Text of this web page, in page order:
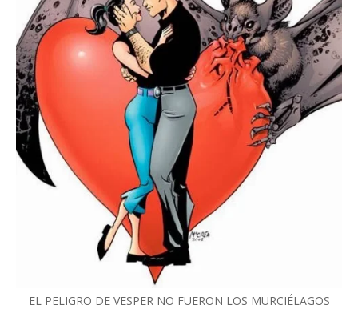
EL PELIGRO DE VESPER NO FUERON LOS MURCIÉLAGOS